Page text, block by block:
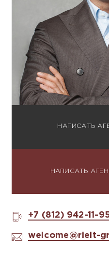
НАПИСАТЬ
НАПИСАТЬ
+7 (812) 942-11-
welcome@rielt-